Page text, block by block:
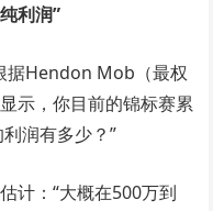
利润”
据Hendon Mob（最权
示，你目前的锦标赛累
润有多少？”
计：“大概在500万到